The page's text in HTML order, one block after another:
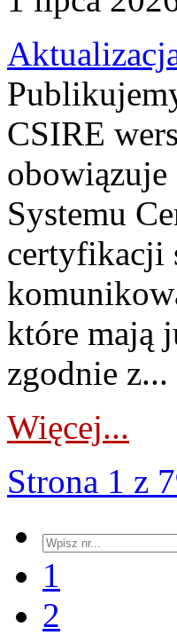
CSIRE
Systemu
certyfikacji
które mają
zgodnie z...
Więcej...
Strona 1 z
1
2